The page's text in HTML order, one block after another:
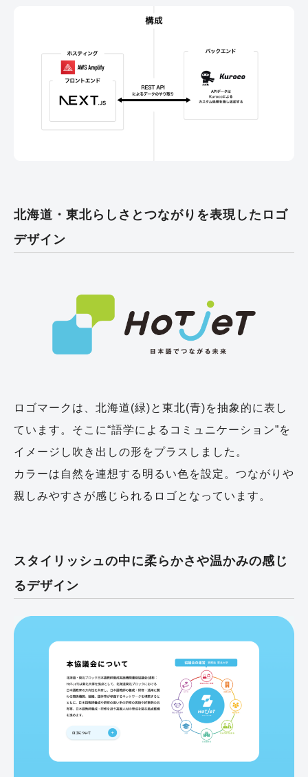
北海道・東北らしさとつながりを表現したロゴ
デザイン
ロゴマークは、北海道(緑)と東北(青)を抽象的に表し
ています。そこに“語学によるコミュニケーション”を
イメージし吹き出しの形をプラスしました。
カラーは自然を連想する明るい色を設定。つながりや
親しみやすさが感じられるロゴとなっています。
スタイリッシュの中に柔らかさや温かみの感じ
るデザイン